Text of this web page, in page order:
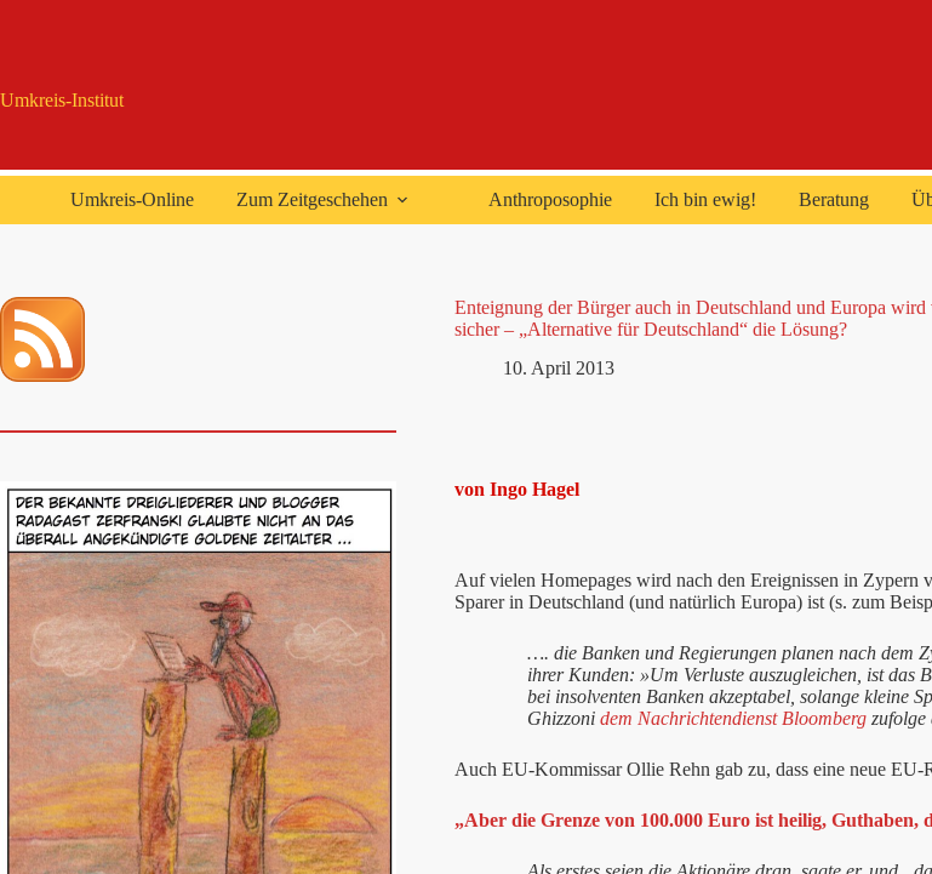
Umkreis-Institut
Umkreis-Online Zum Zeitgeschehen Anthroposophie Ich bin ewig! Beratung
Enteignung der Bürger auch in Deutschland und Europa
sicher – „Alternative für Deutschland“ die Lösung?
10. April 2013
von Ingo Hagel
Auf vielen Homepages wird nach den Ereignissen in Zypern
Sparer in Deutschland (und natürlich Europa) ist (s. zum
…. die Banken und Regierungen planen nach dem
ihrer Kunden: »Um Verluste auszugleichen, ist das
bei insolventen Banken akzeptabel, solange kleine
Ghizzoni dem Nachrichtendienst Bloombergzufolge
Auch EU-Kommissar Ollie Rehn gab zu, dass eine neue
„Aber die Grenze von 100.000 Euro ist heilig, Guthaben,